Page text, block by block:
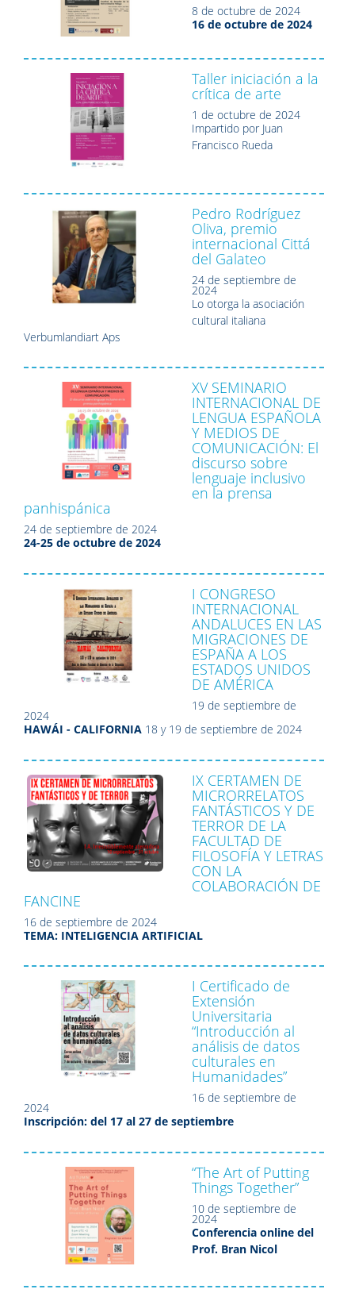
8 de octubre de 2024
16 de octubre de 2024
Taller iniciación a la
crítica de arte
1 de octubre de 2024
Impartido por Juan
Francisco Rueda
Pedro Rodríguez
Oliva, premio
internacional Cittá
del Galateo
24 de septiembre de
2024
Lo otorga la asociación
cultural italiana
Verbumlandiart Aps
XV SEMINARIO
INTERNACIONAL DE
LENGUA ESPAÑOLA
Y MEDIOS DE
COMUNICACIÓN: El
discurso sobre
lenguaje inclusivo
en la prensa
panhispánica
24 de septiembre de 2024
24-25 de octubre de 2024
I CONGRESO
INTERNACIONAL
ANDALUCES EN LAS
MIGRACIONES DE
ESPAÑA A LOS
ESTADOS UNIDOS
DE AMÉRICA
19 de septiembre de
2024
HAWÁI - CALIFORNIA 18 y 19 de septiembre de 2024
IX CERTAMEN DE
MICRORRELATOS
FANTÁSTICOS Y DE
TERROR DE LA
FACULTAD DE
FILOSOFÍA Y LETRAS
CON LA
COLABORACIÓN DE
FANCINE
16 de septiembre de 2024
TEMA: INTELIGENCIA ARTIFICIAL
I Certificado de
Extensión
Universitaria
“Introducción al
análisis de datos
culturales en
Humanidades”
16 de septiembre de
2024
Inscripción: del 17 al 27 de septiembre
“The Art of Putting
Things Together”
10 de septiembre de
2024
Conferencia online del
Prof. Bran Nicol